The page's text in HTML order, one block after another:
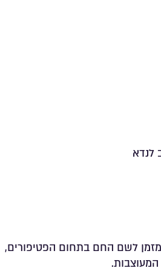
לנדא
מזמן לשם החם בתחום הפטיפורים,
המעוצבות.